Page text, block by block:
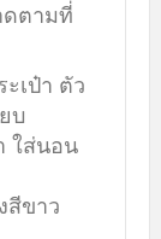
ตามที่
ะเป๋า ตัว
บ
ใส่นอน
ขาว